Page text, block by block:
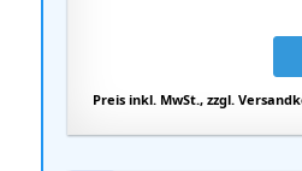
Preis inkl. MwSt., zzgl.